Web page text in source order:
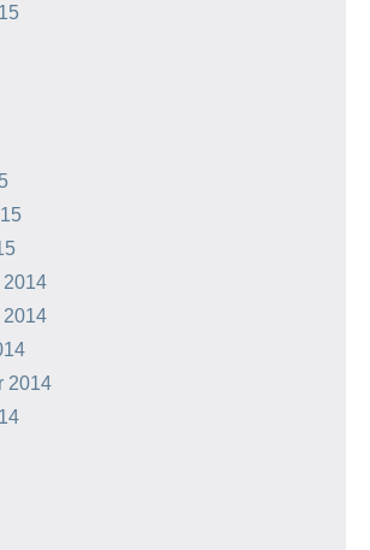
2014
2014
2014